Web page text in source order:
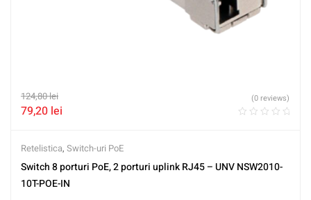
124,80lei
79,20 lei
(0 reviews)
Retelistica, Switch-uri PoE
Switch 8 porturi PoE, 2 porturi uplink RJ45 – UNV NSW2010-
10T-POE-IN